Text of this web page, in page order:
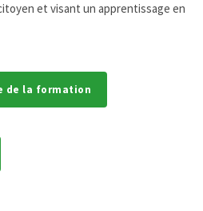
et visant un apprentissage en
de la formation